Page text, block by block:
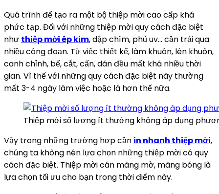
Quá trình để tạo ra một bộ thiệp mời cao cấp khá
phức tạp. Đối với những thiệp mời quy cách đặc biệt
như thiệp mời ép kim, dập chìm, phủ uv… cần trải qua
nhiều công đoạn. Từ việc thiết kế, làm khuôn, lên khuôn,
canh chỉnh, bế, cắt, cấn, dán đều mất khá nhiều thời
gian. Vì thế với những quy cách đặc biệt này thường
mất 3-4 ngày làm việc hoặc là hơn thế nữa.
Thiệp mời số lượng ít thường không áp dụng
Vậy trong những trường hợp cần in nhanh thiệp mời,
chúng ta không nên lựa chọn những thiệp mời có quy
cách đặc biệt. Thiệp mời cán màng mờ, màng bóng là
lựa chọn tối ưu cho bạn trong thời điểm này.